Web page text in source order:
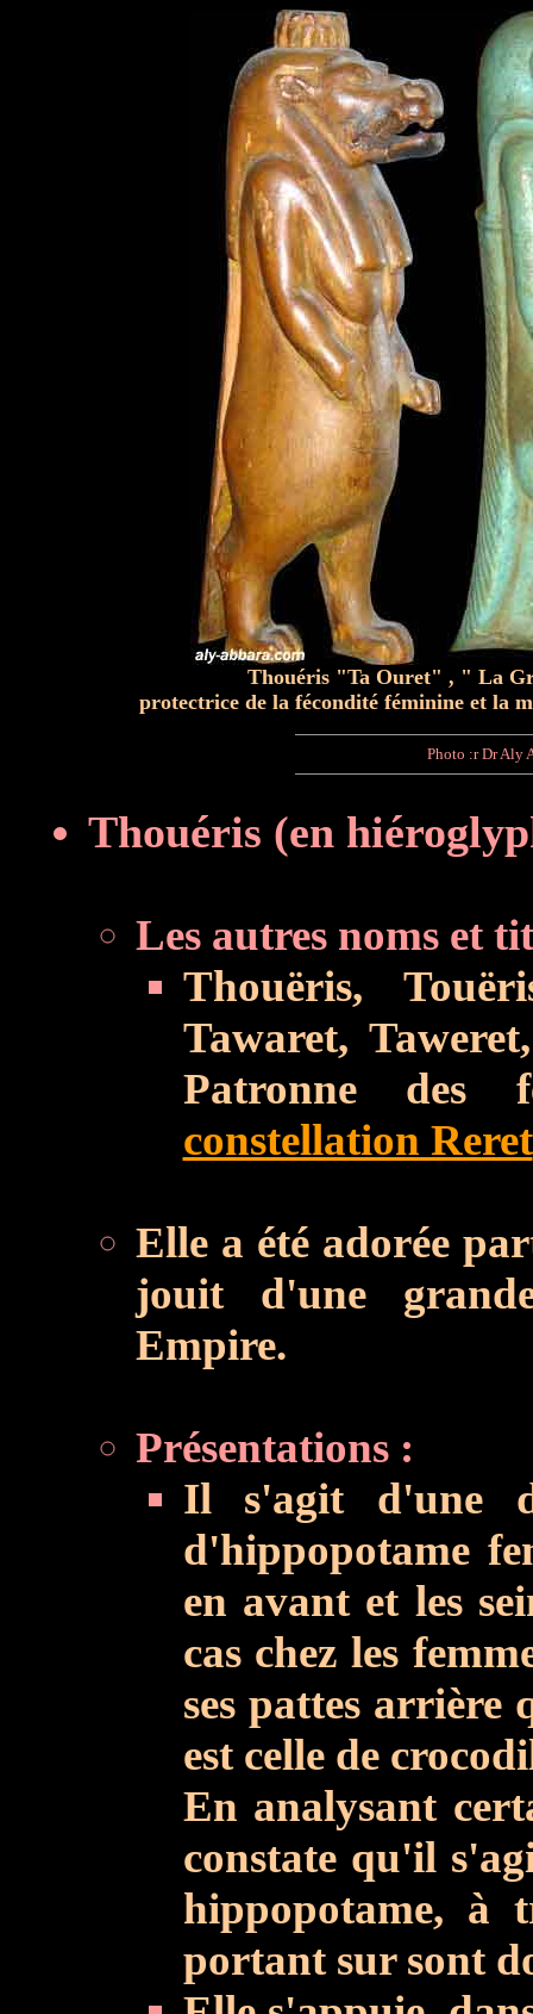
Thouéris "Ta Ouret" , " La
protectrice de la fécondité féminine et la
Photo :r Dr Aly
Thouéris (en
Les autres noms et
Thouëris,
Tawaret,
Patronne des
constellation Reret
Elle a été adorée
jouit d'une
Empire.
Présentations :
Il s'agit d'une
d'hippopotame
en avant et les
cas chez les
ses pattes arrière
est celle de
En analysant
constate qu'il
hippopotame, à
portant sur sont